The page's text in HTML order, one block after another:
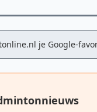
je Google-